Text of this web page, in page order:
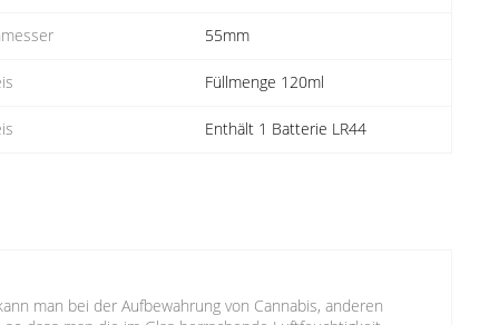
55mm
Füllmenge 120ml
Enthält 1 Batterie LR44
man bei der Aufbewahrung von Cannabis, anderen